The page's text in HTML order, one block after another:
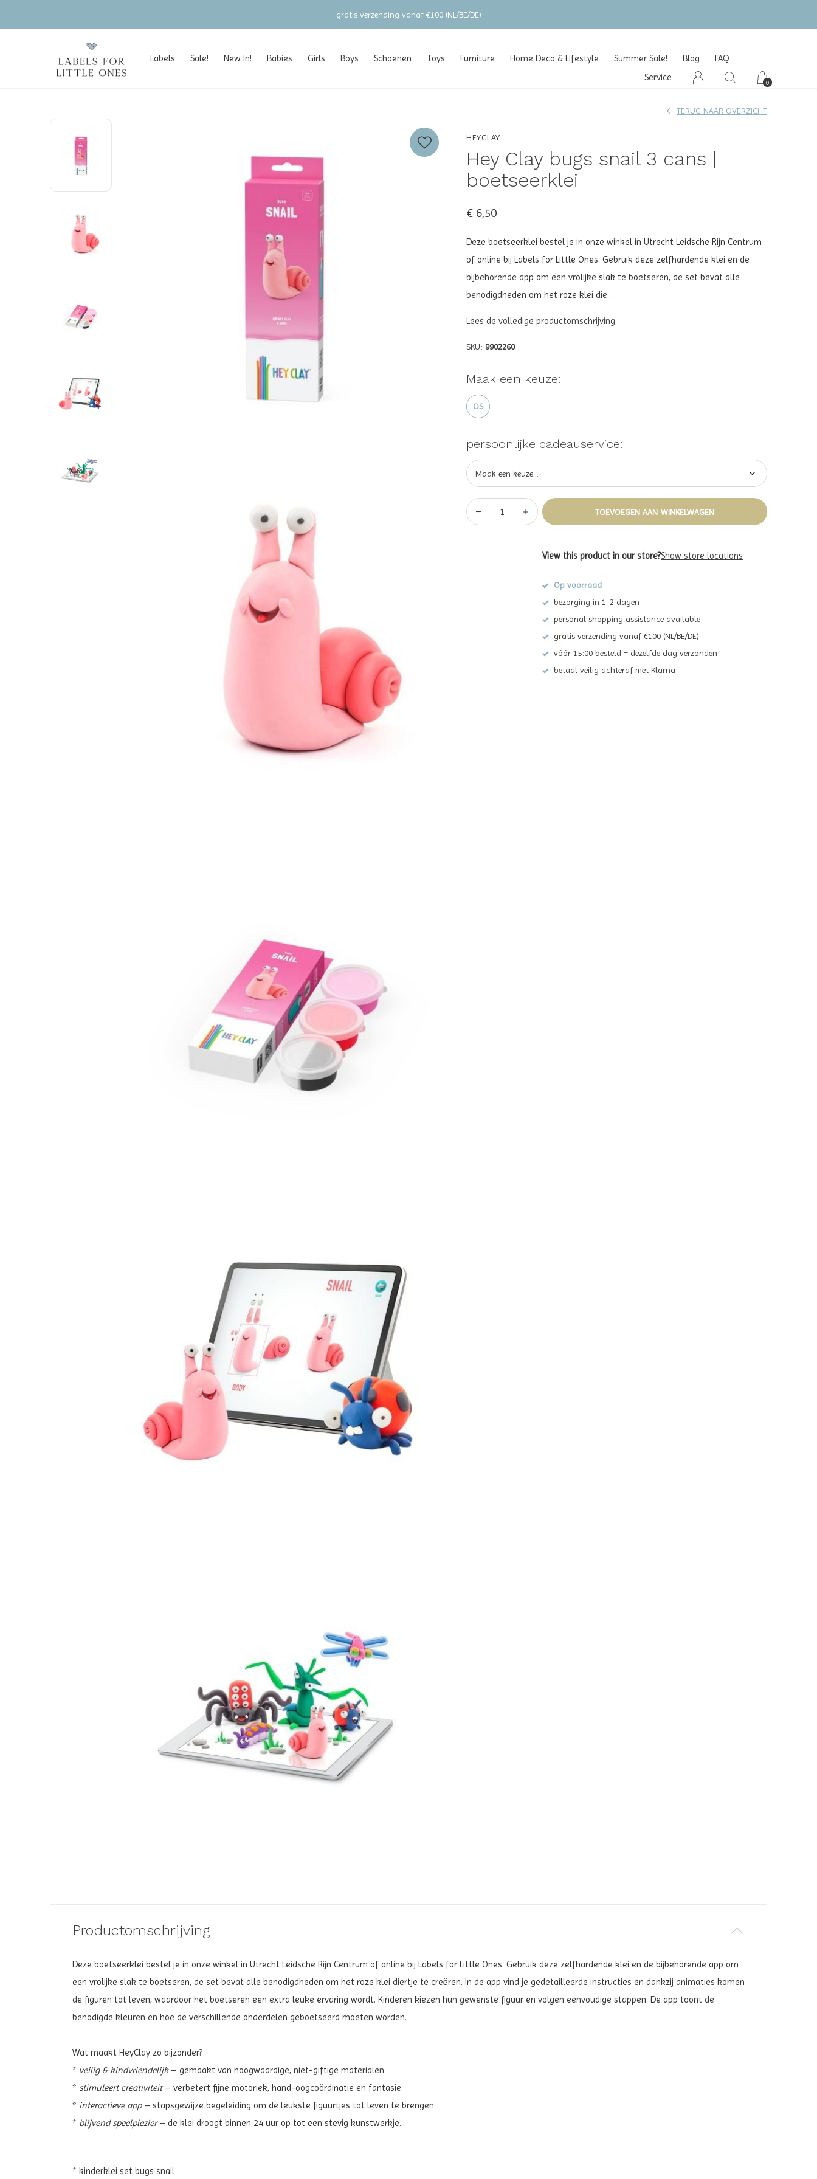
Labels Sale! New In! Babies Girls Boys Schoenen Toys Furniture Home Deco & Lifestyle Summer Sale! Blog
FAQ
Service
0
gratis verzending vanaf €100 (NL/BE/DE)
HEYCLAY
Hey Clay bugs snail 3 cans |
boetseerklei
TERUG NAAR OVERZICHT
€ 6,50
Deze boetseerklei bestel je in onze winkel in Utrecht Leidsche Rijn Centrum
of online bij Labels for Little Ones. Gebruik deze zelfhardende klei en de
bijbehorende app om een vrolijke slak te boetseren, de set bevat alle
benodigdheden om het roze klei die...
Lees de volledige productomschrijving
SKU: 9902260
Maak een keuze:
OS
persoonlijke cadeauservice:
TOEVOEGEN AAN WINKELWAGEN
View this product in our store?Show store locations
Op voorraad
bezorging in 1-2 dagen
personal shopping assistance available
gratis verzending vanaf €100 (NL/BE/DE)
vóór 15:00 besteld = dezelfde dag verzonden
betaal veilig achteraf met Klarna
Productomschrijving
Deze boetseerklei bestel je in onze winkel in Utrecht Leidsche Rijn Centrum of online bij Labels for Little Ones. Gebruik deze zelfhardende klei en de bijbehorende app om
een vrolijke slak te boetseren, de set bevat alle benodigdheden om het roze klei diertje te creëren. In de app vind je gedetailleerde instructies en dankzij animaties komen
de figuren tot leven, waardoor het boetseren een extra leuke ervaring wordt. Kinderen kiezen hun gewenste figuur en volgen eenvoudige stappen. De app toont de
benodigde kleuren en hoe de verschillende onderdelen geboetseerd moeten worden.
Wat maakt HeyClay zo bijzonder?
* veilig & kindvriendelijk– gemaakt van hoogwaardige, niet-giftige materialen
* stimuleert creativiteit– verbetert fijne motoriek, hand-oogcoördinatie en fantasie.
* interactieve app– stapsgewijze begeleiding om de leukste figuurtjes tot leven te brengen.
* blijvend speelplezier– de klei droogt binnen 24 uur op tot een stevig kunstwerkje.
* kinderklei set bugs snail